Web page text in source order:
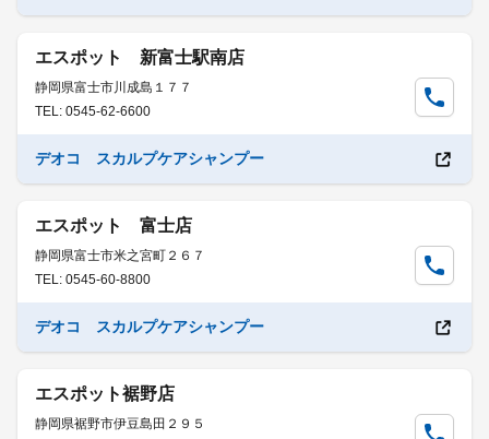
エスポット 新富士駅南店
静岡県富士市川成島１７７
TEL: 0545-62-6600
デオコ スカルプケアシャンプー
エスポット 富士店
静岡県富士市米之宮町２６７
TEL: 0545-60-8800
デオコ スカルプケアシャンプー
エスポット裾野店
静岡県裾野市伊豆島田２９５